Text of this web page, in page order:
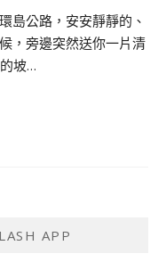
島公路，安安靜靜的、
，旁邊突然送你一片清
坡…
APP